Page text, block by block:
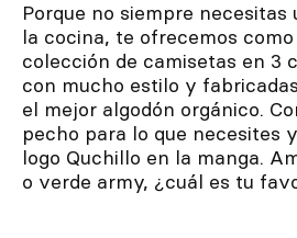
Porque no siempre
la cocina, te ofrecemos
colección de camisetas en 3
con mucho estilo y
el mejor algodón orgánico.
pecho para lo que necesites
logo Quchillo en la manga.
o verde army, ¿cuál es tu